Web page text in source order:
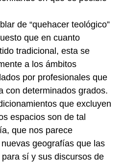
de “quehacer teológico”
que en cuanto
tradicional, esta se
a los ámbitos
por profesionales que
con determinados grados.
que excluyen
espacios son de tal
que nos parece
geografías que las
sí y sus discursos de